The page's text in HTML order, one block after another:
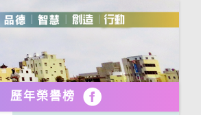
歷年榮譽榜 FB